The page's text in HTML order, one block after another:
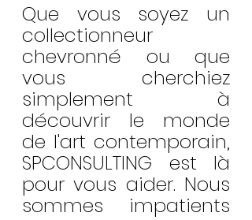
Que vous soyez un
collectionneur
chevronné ou que
vous cherchiez
simplement à
découvrir le monde
de l'art contemporain,
SPCONSULTING est là
pour vous aider. Nous
sommes impatients